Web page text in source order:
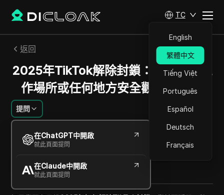
TC
English
繁體中文
Tiếng Việt
Português
Español
Deutsch
Français
返回
2025年TikTok解除封鎖：在校園、工
作場所或任何地方安全觀看TikTok
提問
在ChatGPT中開啟
就此頁面提問
在Claude中開啟
就此頁面提問
艾蜜莉·格雷絲
2025年10月 14 分鐘 閱讀
Copy Link